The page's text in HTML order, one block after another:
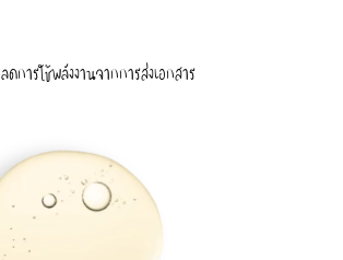
ลดการใช้พลังงานจากการส่งเอกสาร